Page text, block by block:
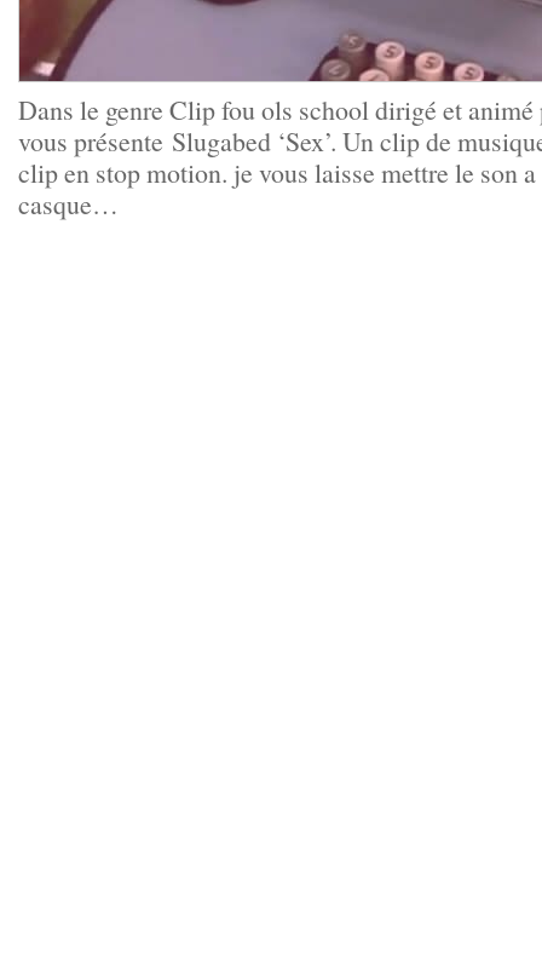
Dans le genre Clip fou ols school dirigé et
vous présente Slugabed ‘Sex’. Un clip de
clip en stop motion. je vous laisse mettre le son
casque…